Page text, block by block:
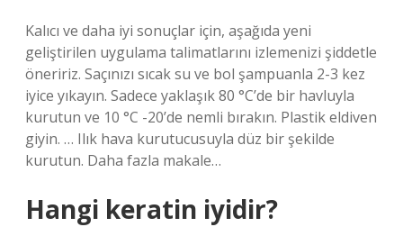
Kalıcı ve daha iyi sonuçlar için, aşağıda yeni
geliştirilen uygulama talimatlarını izlemenizi şiddetle
öneririz. Saçınızı sıcak su ve bol şampuanla 2-3 kez
iyice yıkayın. Sadece yaklaşık 80 °C’de bir havluyla
kurutun ve 10 °C -20’de nemli bırakın. Plastik eldiven
giyin. … Ilık hava kurutucusuyla düz bir şekilde
kurutun. Daha fazla makale…
Hangi keratin iyidir?